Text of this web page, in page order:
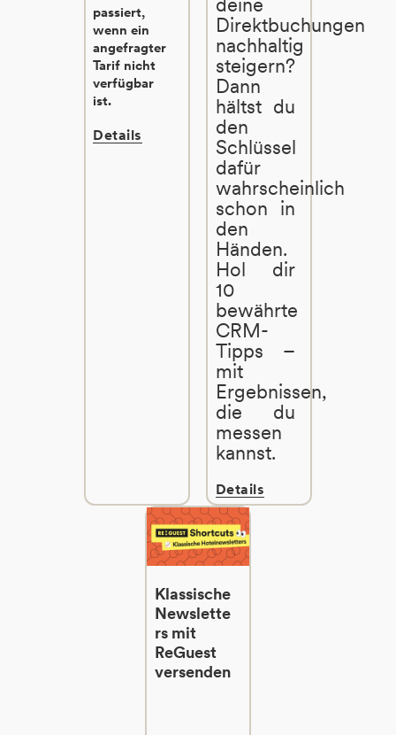
passiert,
wenn ein
angefragter
Tarif nicht
verfügbar
ist.
Details
Direktbuchungen
nachhaltig
steigern?
Dann
hältst du
den
Schlüssel
dafür
wahrscheinlich
schon in
den
Händen.
Hol dir
10
bewährte
CRM-
Tipps –
mit
Ergebnissen,
die du
messen
kannst.
Details
Klassische
Newslette
rs mit
ReGuest
versenden